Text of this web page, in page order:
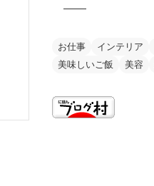
お仕事 インテリア
美味しいご飯
美容